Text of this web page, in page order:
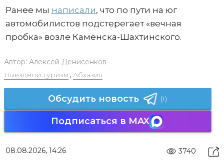
Ранее мы написали, что по пути на юг
автомобилистов подстерегает «вечная
пробка» возле Каменска-Шахтинского.
Автор: Алексей Денисенков
Выездной туризм , Абхазия
Обсудить новость (1)
Подписаться в MAX
08.08.2026, 14:26 3740